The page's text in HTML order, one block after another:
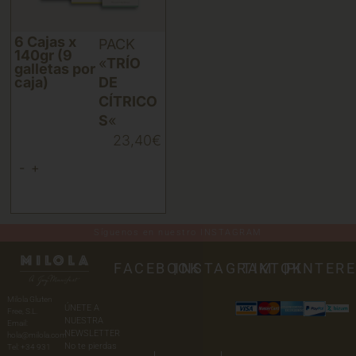
6 Cajas x
140gr (9
galletas por
caja)
PACK
«TRÍO
DE
CÍTRICO
S«
23,40€
+
FACEBOOK
|INSTAGRAM
TIKTOK
|
Milola Gluten
Free, S.L.
Email:
hola@milola.com
Tel: +34 931
ÚNETE A
NUESTRA
NEWSLETTER
No te pierdas